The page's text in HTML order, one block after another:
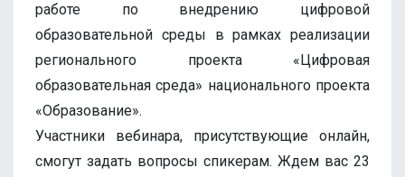
работе по внедрению цифровой
образовательной среды в рамках реализации
регионального проекта «Цифровая
образовательная среда» национального проекта
«Образование».
Участники вебинара, присутствующие онлайн,
смогут задать вопросы спикерам. Ждем вас 23